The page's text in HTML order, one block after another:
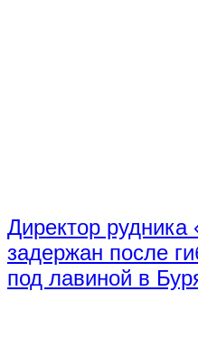
Директор рудника
задержан после
под лавиной в